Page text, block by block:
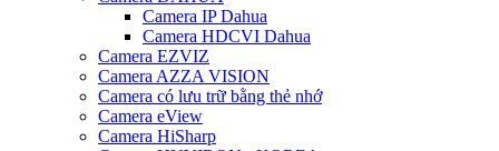
Camera IP Dahua
Camera HDCVI Dahua
Camera EZVIZ
Camera AZZA VISION
Camera có lưu trữ bằng thẻ nhớ
Camera eView
Camera HiSharp